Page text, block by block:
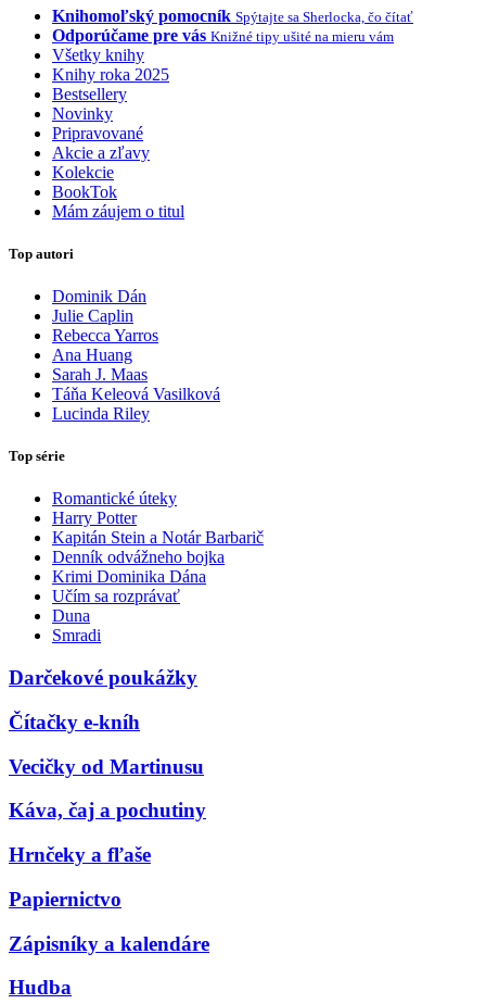
Knihomoľský pomocník Spýtajte sa Sherlocka, čo čítať
Odporúčame pre vás Knižné tipy ušité na mieru vám
Všetky knihy
Knihy roka 2025
Bestsellery
Novinky
Pripravované
Akcie a zľavy
Kolekcie
BookTok
Mám záujem o titul
Top autori
Dominik Dán
Julie Caplin
Rebecca Yarros
Ana Huang
Sarah J. Maas
Táňa Keleová Vasilková
Lucinda Riley
Top série
Romantické úteky
Harry Potter
Kapitán Stein a Notár Barbarič
Denník odvážneho bojka
Krimi Dominika Dána
Učím sa rozprávať
Duna
Smradi
Darčekové poukážky
Čítačky e-kníh
Vecičky od Martinusu
Káva, čaj a pochutiny
Hrnčeky a fľaše
Papiernictvo
Zápisníky a kalendáre
Hudba